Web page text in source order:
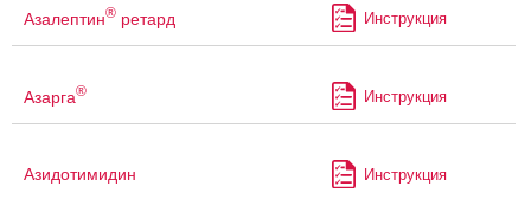
Азалептин® ретард Инструкция
Азарга® Инструкция
Азидотимидин Инструкция